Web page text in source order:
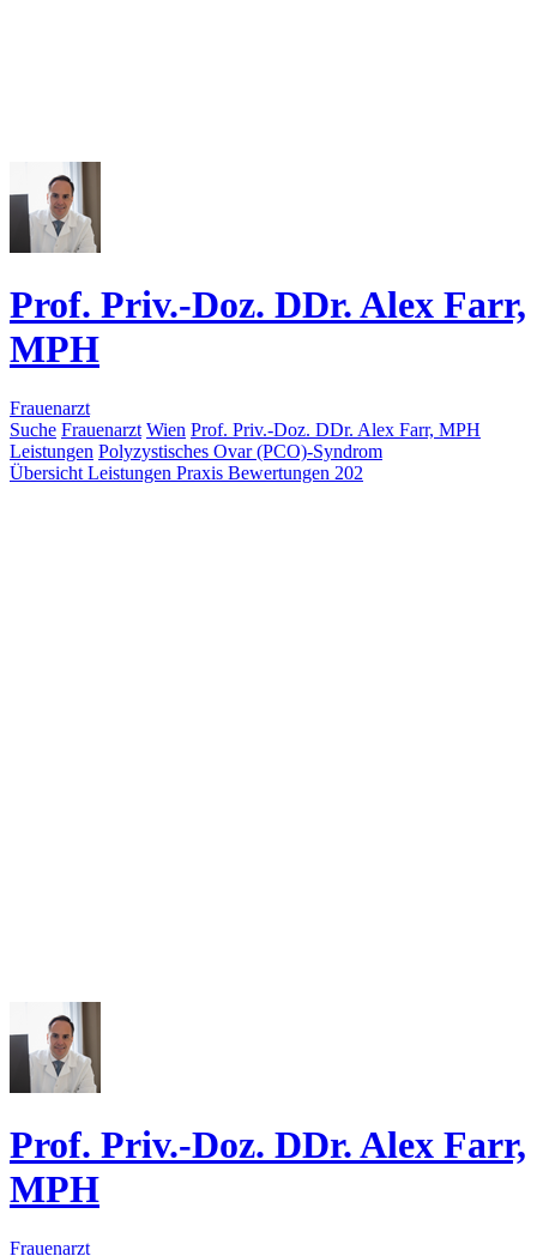
Prof. Priv.-Doz. DDr. Alex Farr,
MPH
Frauenarzt
Suche Frauenarzt Wien Prof. Priv.-Doz. DDr. Alex Farr, MPH
Leistungen Polyzystisches Ovar (PCO)-Syndrom
Übersicht Leistungen Praxis Bewertungen 202
Prof. Priv.-Doz. DDr. Alex Farr,
MPH
Frauenarzt